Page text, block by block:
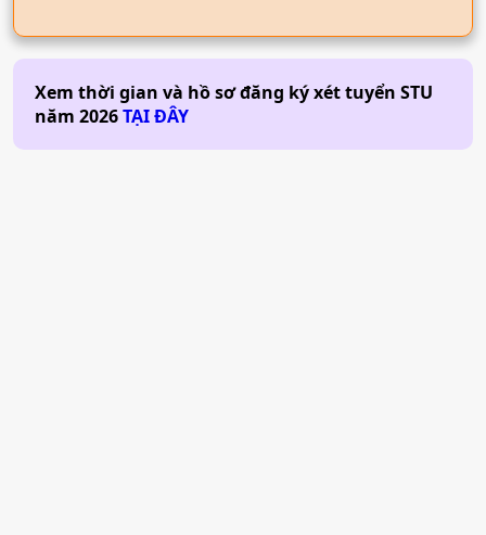
Xem thời gian và hồ sơ đăng ký xét tuyển STU
năm 2026TẠI ĐÂY